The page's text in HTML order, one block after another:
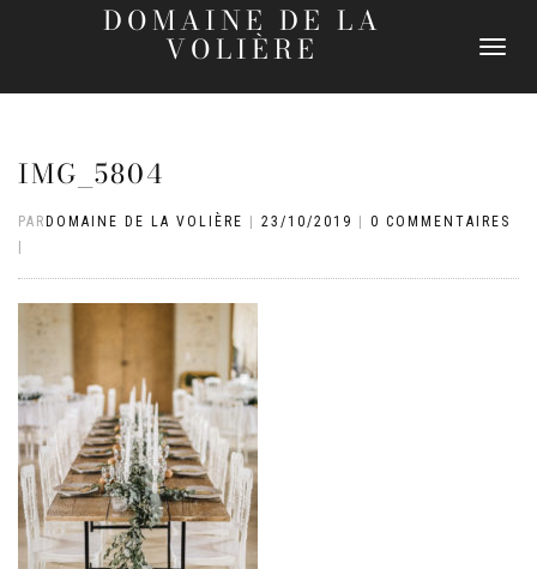
DOMAINE DE LA
VOLIÈRE
DÉPLIER
IMG_5804
PAR DOMAINE DE LA VOLIÈRE 23/10/2019
0 COMMENTAIRES